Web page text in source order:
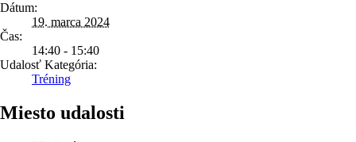
Dátum:
19. marca 2024
Čas:
14:40 - 15:40
Udalosť Kategória:
Tréning
Miesto udalosti